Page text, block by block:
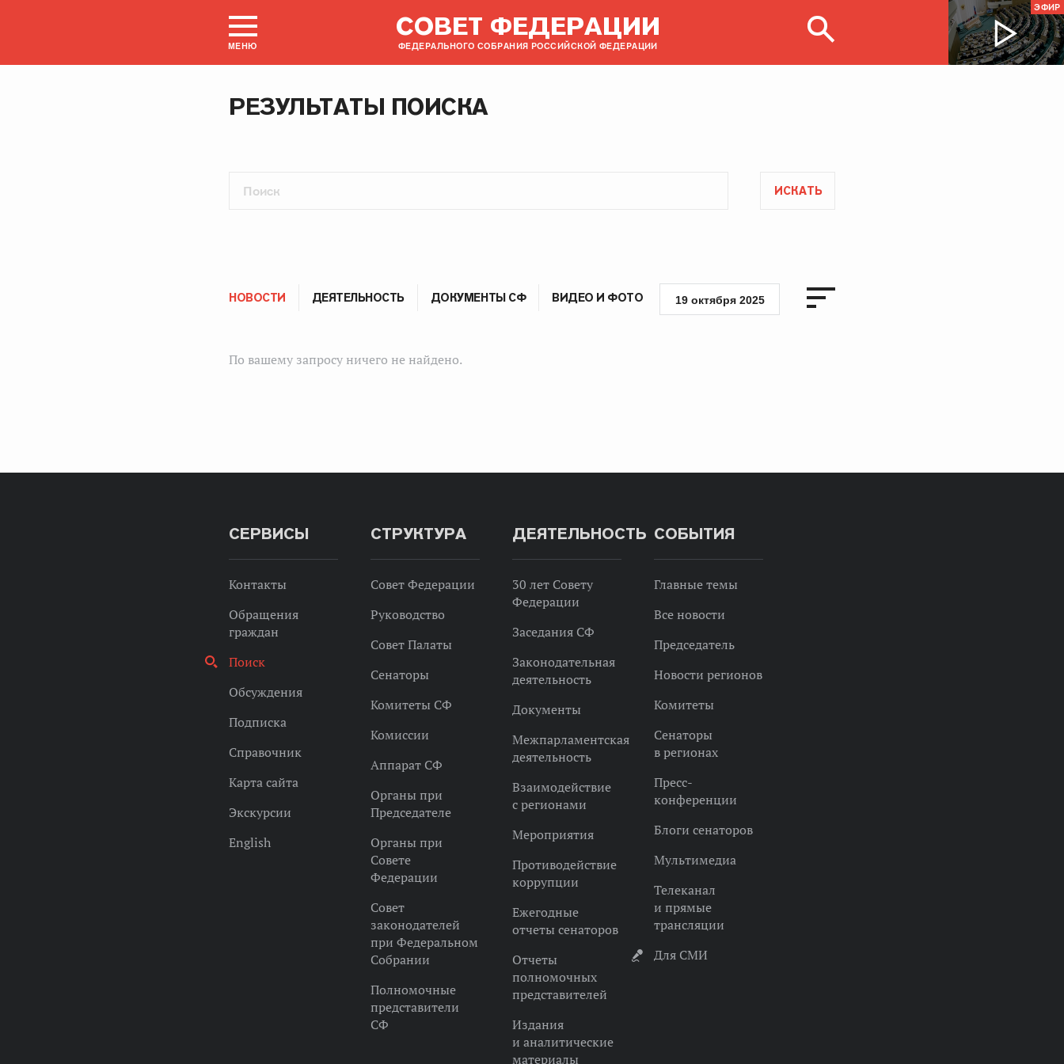
МЕНЮ
СОВЕТ ФЕДЕРАЦИИ
ФЕДЕРАЛЬНОГО СОБРАНИЯ РОССИЙСКОЙ ФЕДЕРАЦИИ
ЭФИР
РЕЗУЛЬТАТЫ ПОИСКА
ИСКАТЬ
НОВОСТИ ДЕЯТЕЛЬНОСТЬ ДОКУМЕНТЫ СФ ВИДЕО И ФОТО 19 октября 2025
По вашему запросу ничего не найдено.
СЕРВИСЫ
Контакты
Обращения
граждан
Поиск
Обсуждения
Подписка
Справочник
Карта сайта
Экскурсии
English
СТРУКТУРА
Совет Федерации
Руководство
Совет Палаты
Сенаторы
Комитеты СФ
Комиссии
Аппарат СФ
Органы при
Председателе
Органы при
Совете
Федерации
Совет
законодателей
при Федеральном
Собрании
Полномочные
представители
СФ
ДЕЯТЕЛЬНОСТЬ
30 лет Совету
Федерации
Заседания СФ
Законодательная
деятельность
Документы
Межпарламентская
деятельность
Взаимодействие
с регионами
Мероприятия
Противодействие
коррупции
Ежегодные
отчеты сенаторов
Отчеты
полномочных
представителей
Издания
и аналитические
материалы
СОБЫТИЯ
Главные темы
Все новости
Председатель
Новости регионов
Комитеты
Сенаторы
в регионах
Пресс-
конференции
Блоги сенаторов
Мультимедиа
Телеканал
и прямые
трансляции
Для СМИ